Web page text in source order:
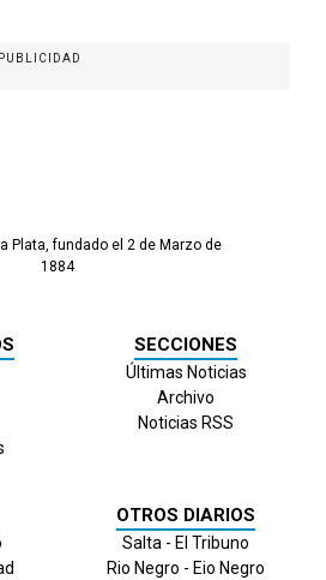
PUBLICIDAD
Plata, fundado el 2 de Marzo de
1884
SECCIONES
Últimas Noticias
Archivo
Noticias RSS
OTROS DIARIOS
Salta - El Tribuno
Rio Negro - Eio Negro